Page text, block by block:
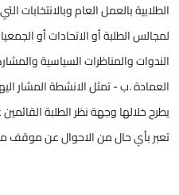
الطلابية بالعمل العام وبالانتخابات
العمادة .ب - تمثل الانشطة المشار
يطرح خلالها وجهة نظر الطلبة
تعبر بأي حال من الاحوال عن موقف